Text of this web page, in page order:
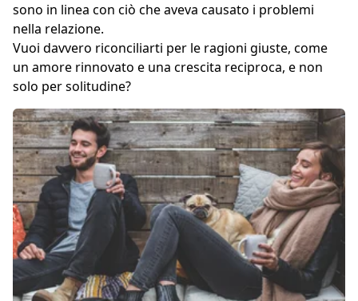
sono in linea con ciò che aveva causato i problemi
nella relazione.
Vuoi davvero riconciliarti per le ragioni giuste, come
un amore rinnovato e una crescita reciproca, e non
solo per solitudine?